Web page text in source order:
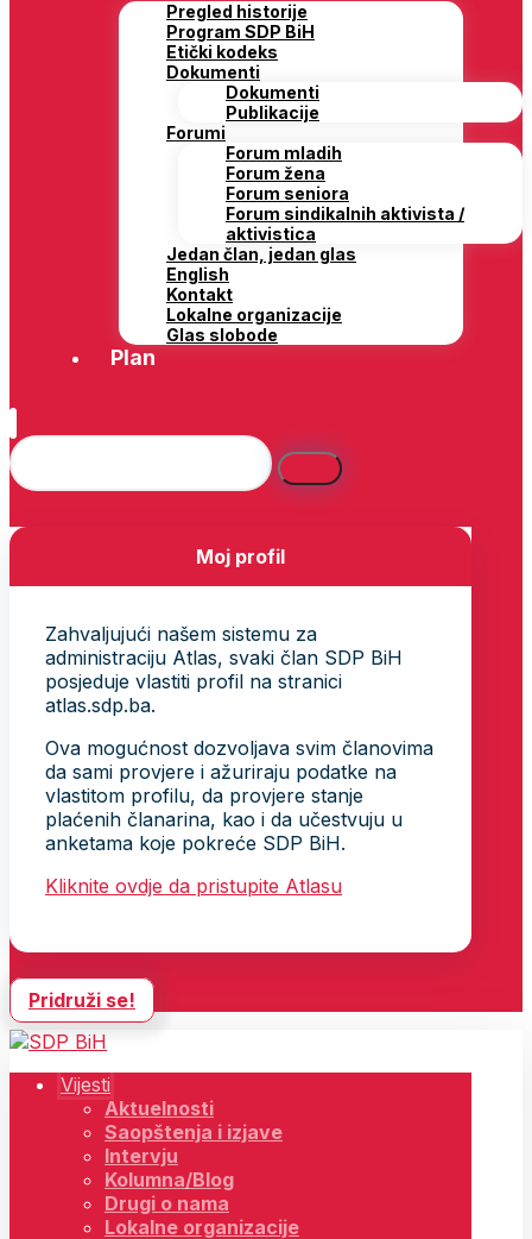
Pregled historije
Program SDP BiH
Etički kodeks
Dokumenti
Dokumenti
Publikacije
Forumi
Forum mladih
Forum žena
Forum seniora
Forum sindikalnih aktivista /
aktivistica
Jedan član, jedan glas
English
Kontakt
Lokalne organizacije
Glas slobode
Plan
Moj profil
Zahvaljujući našem sistemu za
administraciju Atlas, svaki član SDP BiH
posjeduje vlastiti profil na stranici
atlas.sdp.ba.
Ova mogućnost dozvoljava svim članovima
da sami provjere i ažuriraju podatke na
vlastitom profilu, da provjere stanje
plaćenih članarina, kao i da učestvuju u
anketama koje pokreće SDP BiH.
Kliknite ovdje da pristupite Atlasu
Pridruži se!
Vijesti
Aktuelnosti
Saopštenja i izjave
Intervju
Kolumna/Blog
Drugi o nama
Lokalne organizacije